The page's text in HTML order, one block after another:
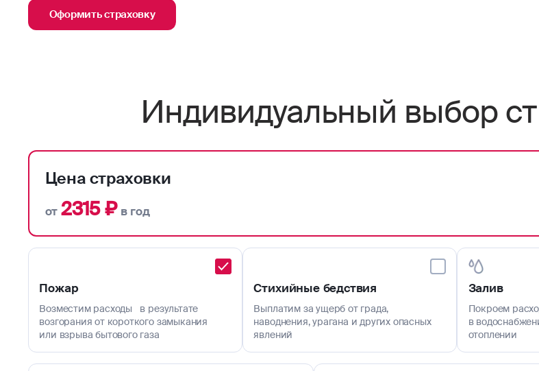
Оформить страховку
Индивидуальный выбор
Цена страховки
от 2315 ₽в год
Пожар
Возместим расходы в результате
возгорания от короткого замыкания
или взрыва бытового газа
Стихийные бедствия
Выплатим за ущерб от града,
наводнения, урагана и других опасных
явлений
Залив
Покроем
в
отоплении